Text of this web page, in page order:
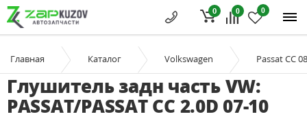
0 0
0
Главная Каталог Volkswagen Passat CC
Глушитель задн часть VW:
PASSAT/PASSAT CC 2.0D 07-10